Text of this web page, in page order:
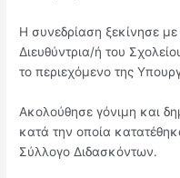
Η συνεδρίαση ξεκίνησε
Διευθύντρια/ή του
το περιεχόμενο της
Ακολούθησε γόνιμη και
κατά την οποία
Σύλλογο Διδασκόντων.